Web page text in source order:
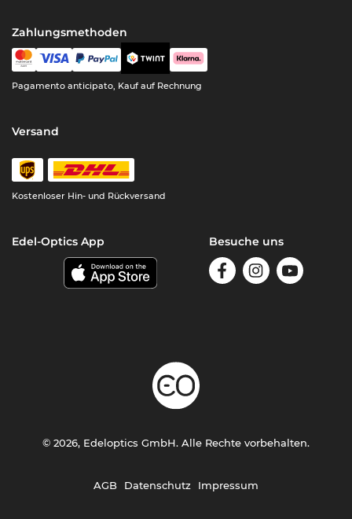
Zahlungsmethoden
Pagamento anticipato, Kauf auf Rechnung
Versand
Kostenloser Hin- und Rückversand
Edel-Optics App Besuche uns
AGB Datenschutz Impressum
© 2026, Edeloptics GmbH. Alle Rechte vorbehalten.